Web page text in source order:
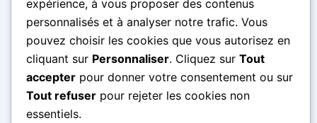
expérience, à vous proposer des contenus
personnalisés et à analyser notre trafic. Vous
pouvez choisir les cookies que vous autorisez en
cliquant sur Personnaliser. Cliquez sur Tout
accepter pour donner votre consentement ou sur
Tout refuser pour rejeter les cookies non
essentiels.